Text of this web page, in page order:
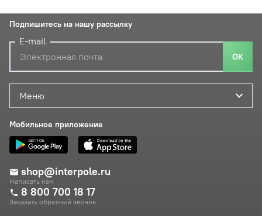
Меню
Мобильное приложение
shop@interpole.ru
Написать нам
8 800 700 18 17
Заказать обратный звонок
Подпишитесь на нашу рассылку
E-mail
ОК